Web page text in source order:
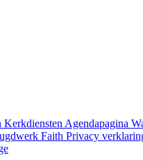
Kerkdiensten Agendapagina
Faith Privacy